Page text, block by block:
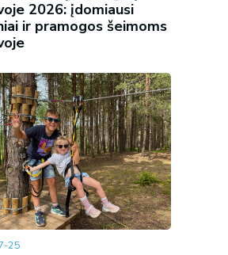
2026: įdomiausi
ir pramogos šeimoms
25